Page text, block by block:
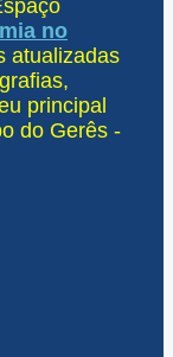
no
atualizadas
principal
do Gerês -